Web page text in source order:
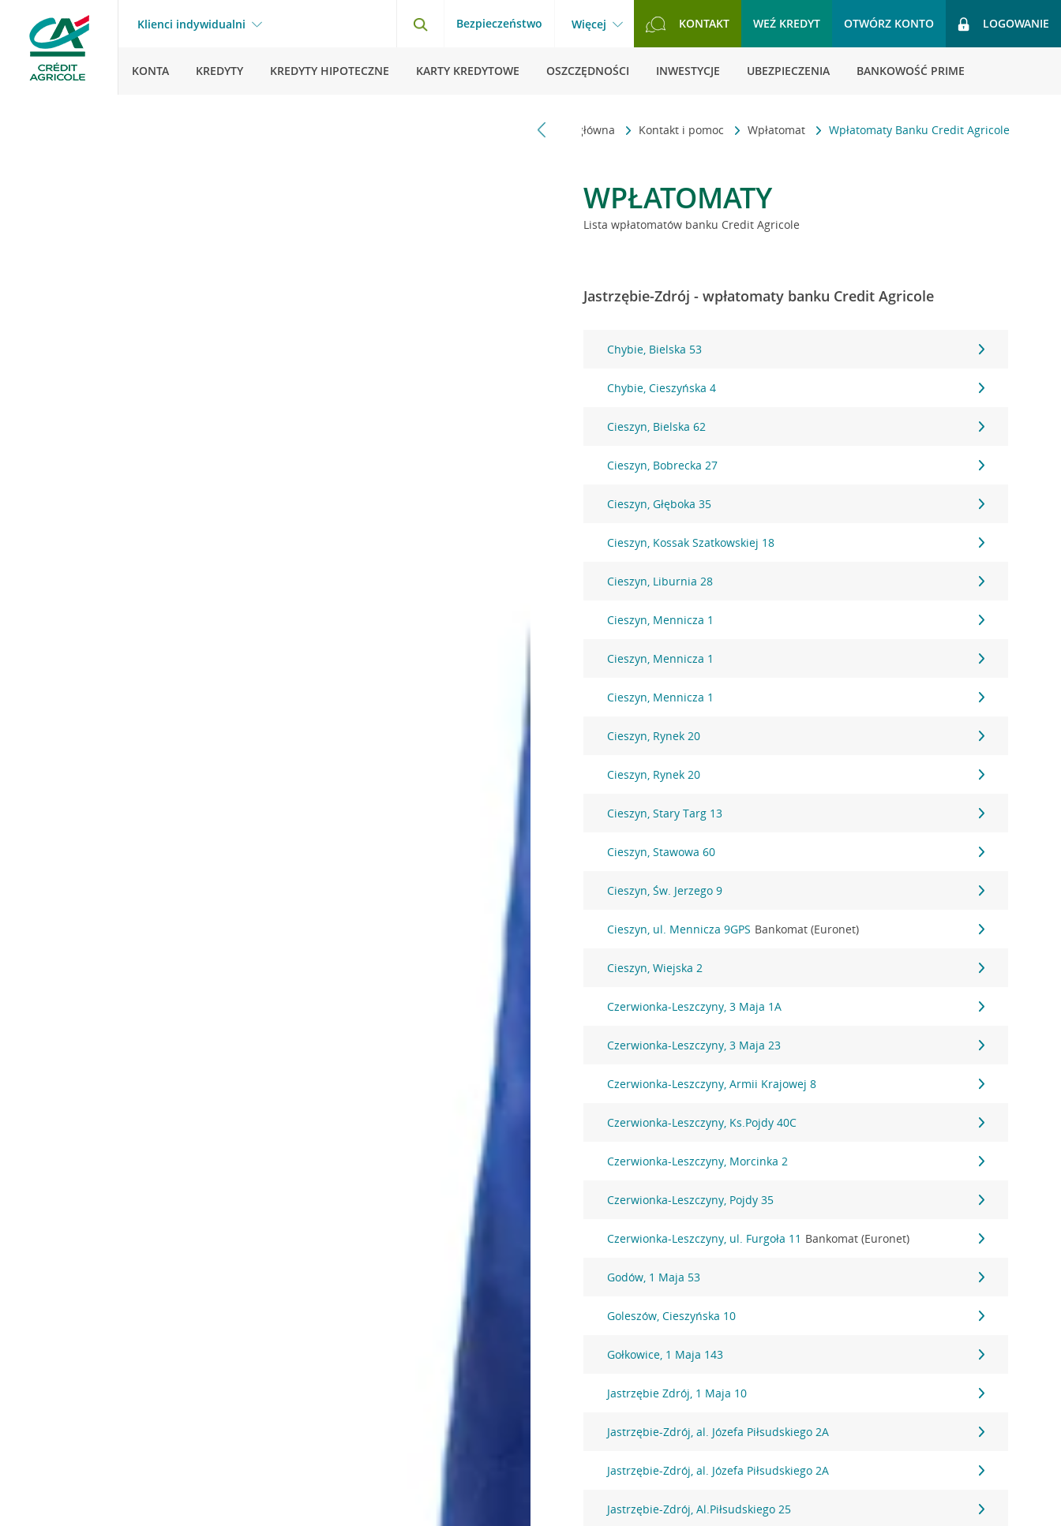
Klienci indywidualni Bezpieczeństwo Więcej KONTAKT WEŹ KREDYT OTWÓRZ KONTO LOGOWANIE
KONTA KREDYTY KREDYTY HIPOTECZNE KARTY KREDYTOWE OSZCZĘDNOŚCI INWESTYCJE UBEZPIECZENIA BANKOWOŚĆ PRIME
Strona główna Kontakt i pomoc Wpłatomat Wpłatomaty Banku Credit Agricole
WPŁATOMATY
Lista wpłatomatów banku Credit Agricole
Jastrzębie-Zdrój - wpłatomaty banku Credit Agricole
Chybie, Bielska 53
Chybie, Cieszyńska 4
Cieszyn, Bielska 62
Cieszyn, Bobrecka 27
Cieszyn, Głęboka 35
Cieszyn, Kossak Szatkowskiej 18
Cieszyn, Liburnia 28
Cieszyn, Mennicza 1
Cieszyn, Mennicza 1
Cieszyn, Mennicza 1
Cieszyn, Rynek 20
Cieszyn, Rynek 20
Cieszyn, Stary Targ 13
Cieszyn, Stawowa 60
Cieszyn, Św. Jerzego 9
Cieszyn, ul. Mennicza 9GPS Bankomat (Euronet)
Cieszyn, Wiejska 2
Czerwionka-Leszczyny, 3 Maja 1A
Czerwionka-Leszczyny, 3 Maja 23
Czerwionka-Leszczyny, Armii Krajowej 8
Czerwionka-Leszczyny, Ks.Pojdy 40C
Czerwionka-Leszczyny, Morcinka 2
Czerwionka-Leszczyny, Pojdy 35
Czerwionka-Leszczyny, ul. Furgoła 11 Bankomat (Euronet)
Godów, 1 Maja 53
Goleszów, Cieszyńska 10
Gołkowice, 1 Maja 143
Jastrzębie Zdrój, 1 Maja 10
Jastrzębie-Zdrój, al. Józefa Piłsudskiego 2A
Jastrzębie-Zdrój, al. Józefa Piłsudskiego 2A
Jastrzębie-Zdrój, Al.Piłsudskiego 25